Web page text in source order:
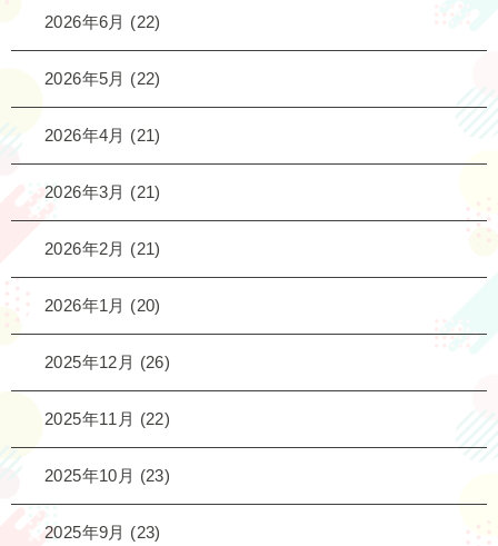
2026年6月 (22)
2026年5月 (22)
2026年4月 (21)
2026年3月 (21)
2026年2月 (21)
2026年1月 (20)
2025年12月 (26)
2025年11月 (22)
2025年10月 (23)
2025年9月 (23)